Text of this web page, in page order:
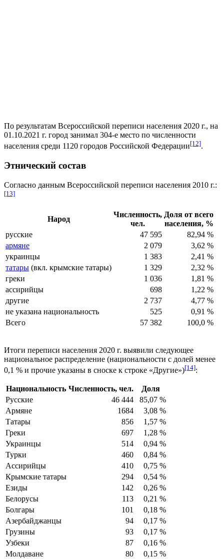
По результатам Всероссийской переписи населения 2020 г., на
01.10.2021 г. город занимал 304-е место по численности
населения среди 1120 городов Российской Федерации[12].
Этнический состав
Согласно данным Всероссийской переписи населения 2010 г.:
[13]
Народ
Численность,
чел.
Доля от всего
населения, %
русские
47 595
82,94 %
армяне
2 079
3,62 %
украинцы
1 383
2,41 %
татары (вкл. крымские татары) 1 329
2,32 %
греки
1 036
1,81 %
ассирийцы
698
1,22 %
другие
2 737
4,77 %
не указана национальность
525
0,91 %
Всего
57 382 100,0 %
Итоги переписи населения 2020 г. выявили следующее
национальное распределение (национальности с долей менее
0,1 % и прочие указаны в сноске к строке «Другие»)[14]:
Национальность Численность, чел.
Доля
Русские
46 444
85,07 %
Армяне
1684
3,08 %
Татары
856
1,57 %
Греки
697
1,28 %
Украинцы
514
0,94 %
Турки
460
0,84 %
Ассирийцы
410
0,75 %
Крымские татары
294
0,54 %
Езиды
142
0,26 %
Белорусы
113
0,21 %
Болгары
101
0,18 %
Азербайджанцы
94
0,17 %
Грузины
93
0,17 %
Узбеки
87
0,16 %
Молдаване
80
0,15 %